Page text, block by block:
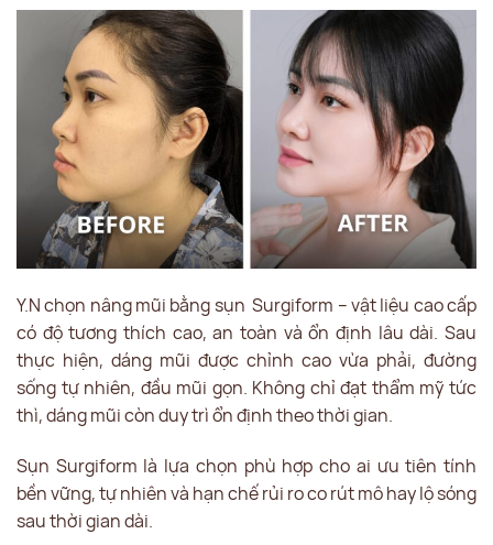
Y.N chọn nâng mũi bằng sụn Surgiform – vật liệu cao cấp
có độ tương thích cao, an toàn và ổn định lâu dài. Sau
thực hiện, dáng mũi được chỉnh cao vừa phải, đường
sống tự nhiên, đầu mũi gọn. Không chỉ đạt thẩm mỹ tức
thì, dáng mũi còn duy trì ổn định theo thời gian.
Sụn Surgiform là lựa chọn phù hợp cho ai ưu tiên tính
bền vững, tự nhiên và hạn chế rủi ro co rút mô hay lộ sóng
sau thời gian dài.